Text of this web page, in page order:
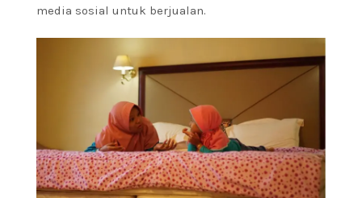
media sosial untuk berjualan.